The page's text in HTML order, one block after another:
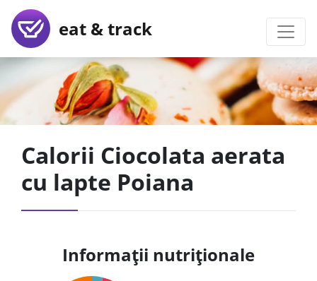
eat & track
Calorii Ciocolata aerata
cu lapte Poiana
Informații nutriționale